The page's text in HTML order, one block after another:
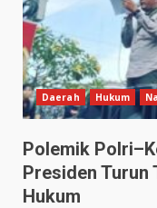
Daerah Hukum
Polemik
Presiden Turun
Hukum